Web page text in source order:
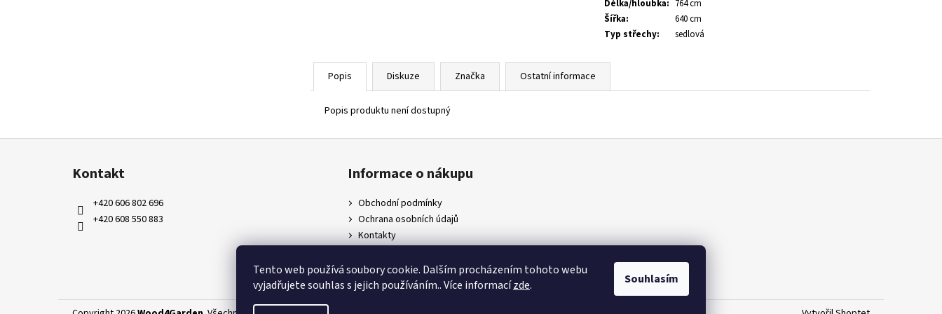
Tento web používá soubory cookie. Dalším procházením tohoto webu
vyjadřujete souhlas s jejich používáním.. Více informacízde. Souhlasím
Délka/hloubka: 764 cm
Šířka:
640 cm
Typ střechy: sedlová
Popis Diskuze Značka Ostatní informace
Popis produktu není dostupný
Z
Kontakt
+420 606 802 696
+420 608 550 883
Informace o nákupu
Obchodní podmínky
Ochrana osobních údajů
Kontakty
Napište nám